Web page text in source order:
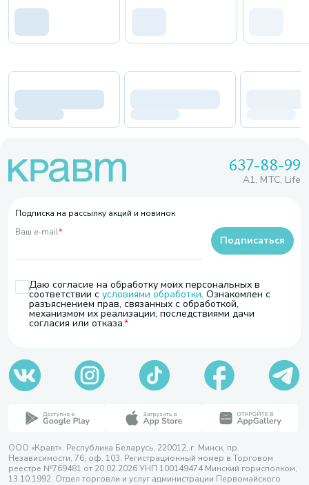
637-88-99
A1, МТС, Life
Подписка на рассылку акций и новинок
Ваш e-mail*
Даю согласие на обработку моих персональных в
соответствии с условиями обработки. Ознакомлен с
разъяснением прав, связанных с обработкой,
механизмом их реализации, последствиями дачи
согласия или отказа.
Подписаться
ООО «Кравт». Республика Беларусь, 220012, г. Минск, пр.
Независимости, 76, оф. 103. Регистрационный номер в Торговом
реестре №769481 от 20.02.2026 УНП 100149474 Минский горисполком,
13.10.1992. Отдел торговли и услуг администрации Первомайского